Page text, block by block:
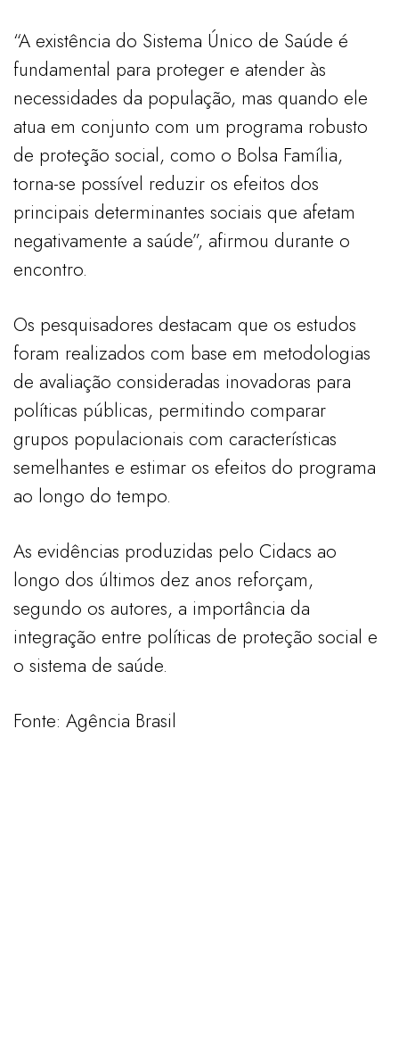
“A existência do Sistema Único de Saúde é
fundamental para proteger e atender às
necessidades da população, mas quando ele
atua em conjunto com um programa robusto
de proteção social, como o Bolsa Família,
torna-se possível reduzir os efeitos dos
principais determinantes sociais que afetam
negativamente a saúde”, afirmou durante o
encontro.
Os pesquisadores destacam que os estudos
foram realizados com base em metodologias
de avaliação consideradas inovadoras para
políticas públicas, permitindo comparar
grupos populacionais com características
semelhantes e estimar os efeitos do programa
ao longo do tempo.
As evidências produzidas pelo Cidacs ao
longo dos últimos dez anos reforçam,
segundo os autores, a importância da
integração entre políticas de proteção social e
o sistema de saúde.
Fonte: Agência Brasil